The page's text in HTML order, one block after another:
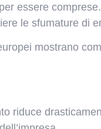
essere
le sfumature di
mostrano
riduce